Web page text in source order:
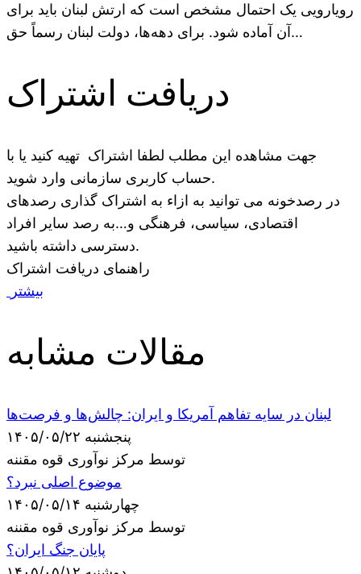
رویارویی یک احتمال مشخص است که ارتش لبنان باید برای
آن آماده شود. برای دهه‌ها، دولت لبنان رسماً حق…
دریافت اشتراک
جهت مشاهده این مطلب لطفا اشتراک تهیه کنید یا با
حساب کاربری سازمانی وارد شوید.
در رصدخونه می توانید به ازاء به اشتراک گذاری رصدهای
اقتصادی، سیاسی، فرهنگی و…به رصد سایر افراد
دسترسی داشته باشید.
راهنمای دریافت اشتراک
بیشتر
مقالات مشابه
لبنان در سایه تفاهم آمریکا و ایران: چالش‌ها و فرصت‌ها
پنجشنبه ۱۴۰۵/۰۵/۲۲
توسط مرکز نوآوری قوه مقننه
موضوع اصلی نبرد؟
چهارشنبه ۱۴۰۵/۰۵/۱۴
توسط مرکز نوآوری قوه مقننه
پایان جنگ ایران؟